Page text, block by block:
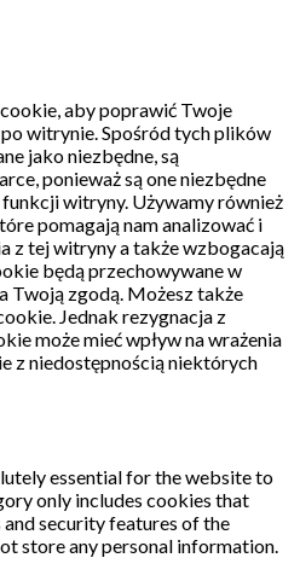
aby poprawić Twoje
witrynie. Spośród tych plików
jako niezbędne, są
ponieważ są one niezbędne
witryny. Używamy również
pomagają nam analizować i
z tej witryny a także wzbogacają
będą przechowywane w
Twoją zgodą. Możesz także
Jednak rezygnacja z
może mieć wpływ na wrażenia
z niedostępnością niektórych
essential for the website to
only includes cookies that
security features of the
store any personal information.